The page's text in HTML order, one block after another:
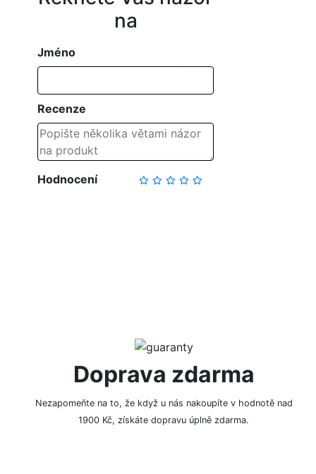
na
Jméno
Recenze
Hodnocení
Doprava zdarma
Nezapomeňte na to, že když u nás nakoupíte v hodnotě nad
1900 Kč, získáte dopravu úplně zdarma.